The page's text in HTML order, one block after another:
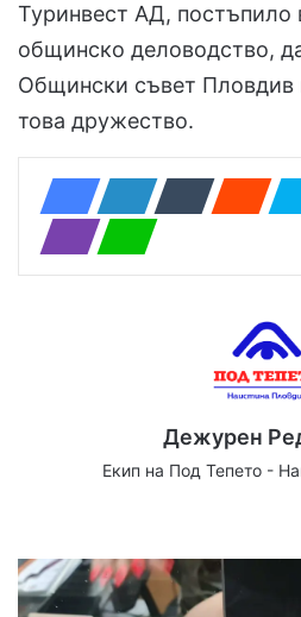
Туринвест АД, постъпило
общинско деловодство,
Общински съвет Пловдив
това дружество.
Дежурен
Екип на Под Тепето -